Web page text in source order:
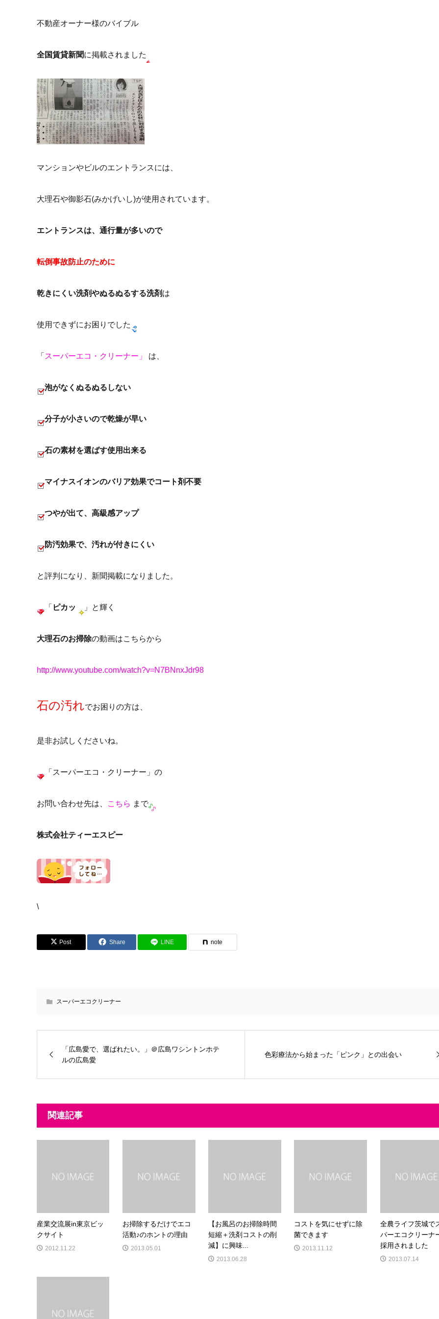
不動産オーナー様のバイブル
全国賃貸新聞に掲載されました
マンションやビルのエントランスには、
大理石や御影石(みかげいし)が使用されています。
エントランスは、通行量が多いので
転倒事故防止のために
乾きにくい洗剤やぬるぬるする洗剤 は
使用できずにお困りでした
「 スーパーエコ・クリーナー」 は、
泡がなくぬるぬるしない
分子が小さいので乾燥が早い
石の素材を選ばす使用出来る
マイナスイオンのバリア効果でコート剤不要
つやが出て、高級感アップ
防汚効果で、汚れが付きにくい
と評判になり、新聞掲載になりました。
「 ピカッ 」と輝く
大理石のお掃除の動画はこちらから
http://www.youtube.com/watch?v=N7BNnxJdr98
石の汚れでお困りの方は、
是非お試しくださいね。
「スーパーエコ・クリーナー」の
お問い合わせ先は、 こちら まで
株式会社ティーエスピー
\
Post Share LINE note
スーパーエコクリーナー
「広島愛で、選ばれたい。」＠広島ワシントンホテ
ルの広島愛
色彩療法から始まった「ピンク」との出会い
関連記事
産業交流展in東京ビッ
クサイト
2012.11.22
お掃除するだけでエコ
活動♪のホントの理由
2013.05.01
【お風呂のお掃除時間
短縮＋洗剤コストの削
減】に興味...
2013.06.28
コストを気にせずに除
菌できます
2013.11.12
全農ライフ茨城で
パーエコクリーナ
採用されました
2013.07.14